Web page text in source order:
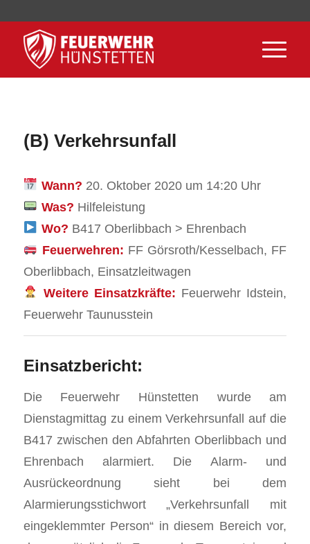
(B) Verkehrsunfall
Wann? 20. Oktober 2020 um 14:20 Uhr
Was? Hilfeleistung
Wo? B417 Oberlibbach > Ehrenbach
Feuerwehren: FF Görsroth/Kesselbach, FF
Oberlibbach, Einsatzleitwagen
Weitere Einsatzkräfte: Feuerwehr Idstein,
Feuerwehr Taunusstein
Einsatzbericht:
Die Feuerwehr Hünstetten wurde am
Dienstagmittag zu einem Verkehrsunfall auf die
B417 zwischen den Abfahrten Oberlibbach und
Ehrenbach alarmiert. Die Alarm- und
Ausrückeordnung sieht bei dem
Alarmierungsstichwort „Verkehrsunfall mit
eingeklemmter Person“ in diesem Bereich vor,